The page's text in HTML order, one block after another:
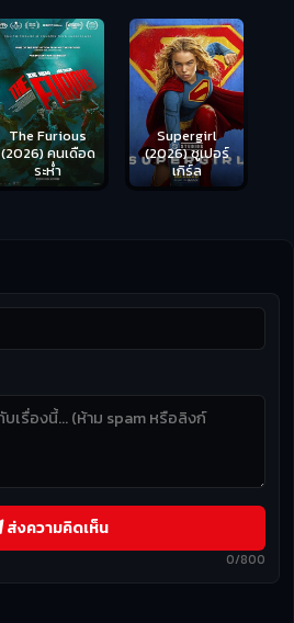
The Furious
(2026) คนเดือด
ระห่ำ
Supergirl
(2026) ซูเปอร์
เกิร์ล
0/800
ส่งความคิดเห็น